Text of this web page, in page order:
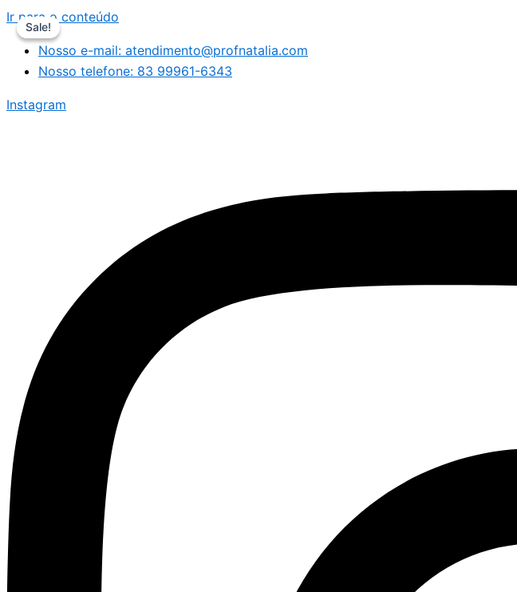
Ir para o conteúdo
Nosso e-mail: atendimento@profnatalia.com
Nosso telefone: 83 99961-6343
Instagram
Sale!
Sale!